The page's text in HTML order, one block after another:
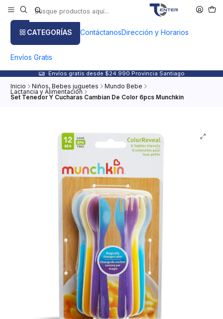
CATEGORÍAS ContáctanosDirección y Horarios
Envíos Gratis
Envíos gratis desde $24.990 Provincia Santiago
Inicio Niños, Bebes juguetes Mundo Bebe
Lactancia y Alimentación
Set Tenedor Y Cucharas Cambian De Color 6pcs Munchkin